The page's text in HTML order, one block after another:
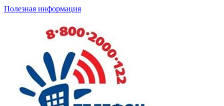
Полезная информация